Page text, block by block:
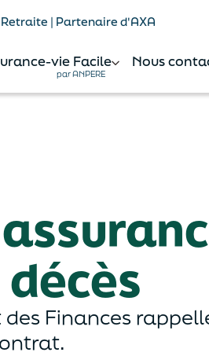
| Partenaire d'AXA
vie Facile
par ANPERE
Nous
Finances